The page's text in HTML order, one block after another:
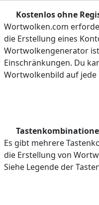
Kostenlos ohne
Wortwolken.com
die Erstellung eines
Wortwolkengenerator
Einschränkungen. Du
Wortwolkenbild auf jede
Es gibt mehrere
die Erstellung von
Siehe Legende der